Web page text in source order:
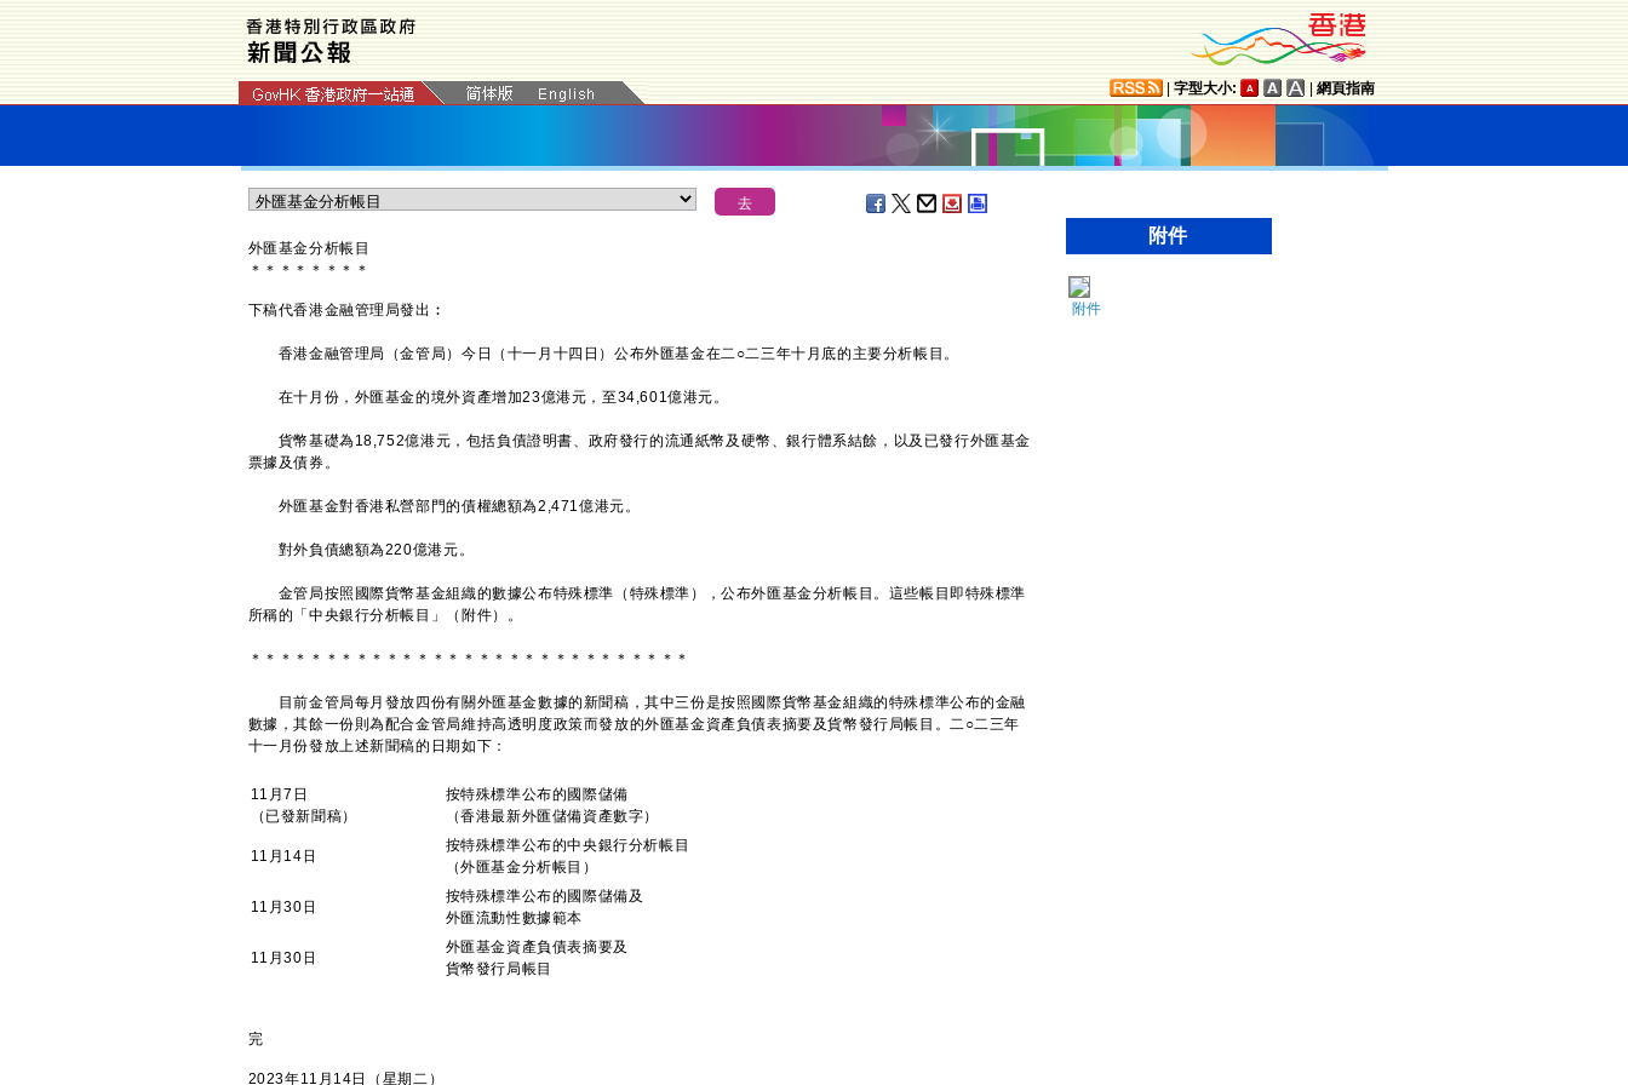
字型大小: 網頁指南
外匯基金分析帳目
＊ ＊ ＊ ＊ ＊ ＊ ＊ ＊
下稿代香港金融管理局發出︰
香港金融管理局（金管局）今日（十一月十四日）公布外匯基金在二○二三年十月底的主要分析帳目。
在十月份，外匯基金的境外資產增加23億港元，至34,601億港元。
貨幣基礎為18,752億港元，包括負債證明書、政府發行的流通紙幣及硬幣、銀行體系結餘，以及已發行外匯基金
票據及債券。
外匯基金對香港私營部門的債權總額為2,471億港元。
對外負債總額為220億港元。
金管局按照國際貨幣基金組織的數據公布特殊標準（特殊標準），公布外匯基金分析帳目。這些帳目即特殊標準
所稱的「中央銀行分析帳目」（附件）。
＊＊＊＊＊＊＊＊＊＊＊＊＊＊＊＊＊＊＊＊＊＊＊＊＊＊＊＊＊
目前金管局每月發放四份有關外匯基金數據的新聞稿，其中三份是按照國際貨幣基金組織的特殊標準公布的金融
數據，其餘一份則為配合金管局維持高透明度政策而發放的外匯基金資產負債表摘要及貨幣發行局帳目。二○二三年
十一月份發放上述新聞稿的日期如下：
11月7日
（已發新聞稿）
按特殊標準公布的國際儲備
（香港最新外匯儲備資產數字）
11月14日
按特殊標準公布的中央銀行分析帳目
（外匯基金分析帳目）
11月30日
按特殊標準公布的國際儲備及
外匯流動性數據範本
11月30日
外匯基金資產負債表摘要及
貨幣發行局帳目
完
2023年11月14日（星期二）
附件
附件